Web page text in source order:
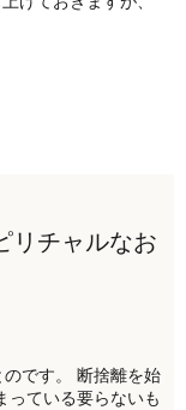
リチャルなお
です。 断捨離を始
っている要らないも